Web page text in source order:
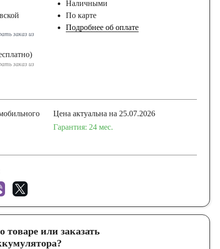
заказ из
заказ из
Наличными
По карте
Подробнее об оплате
Цена актуальна на 25.07.2026
Гарантия: 24 мес.
товаре или заказать